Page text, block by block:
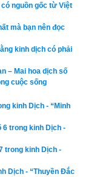
vạn lạng bạc, rất
nhật của con rể
Đông Kinh chúc
Trước khi đi, ông
đi, Dương Chí
Dương Chí
tiền bạc châu
quỷ thâu tiền”,
nguồn gốc từ Việt
mà bạn nên đọc
kinh dịch có phải
– Mai hoa dịch số
cuộc sống
kinh Dịch - “Minh
6 trong kinh Dịch -
trong kinh Dịch -
Dịch - “Thuyền Đắc